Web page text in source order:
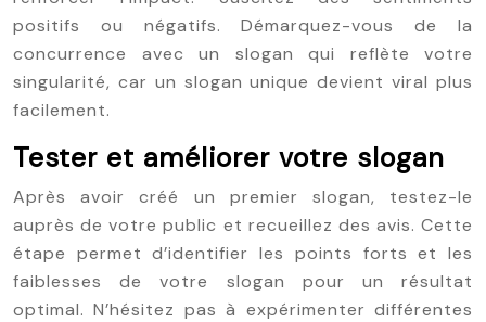
positifs ou négatifs. Démarquez-vous de la
concurrence avec un slogan qui reflète votre
singularité, car un slogan unique devient viral plus
facilement.
Tester et améliorer votre slogan
Après avoir créé un premier slogan, testez-le
auprès de votre public et recueillez des avis. Cette
étape permet d’identifier les points forts et les
faiblesses de votre slogan pour un résultat
optimal. N’hésitez pas à expérimenter différentes